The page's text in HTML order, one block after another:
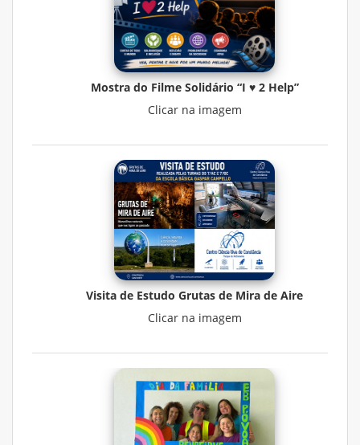
Mostra do Filme Solidário “I ♥ 2 Help”
Clicar na imagem
Visita de Estudo Grutas de Mira de Aire
Clicar na imagem